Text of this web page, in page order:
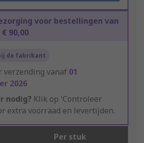
voor bestellingen van
90,00
de fabrikant
verzending vanaf 01
2026
nodig? Klik op 'Controleer
extra voorraad en levertijden.
Per stuk